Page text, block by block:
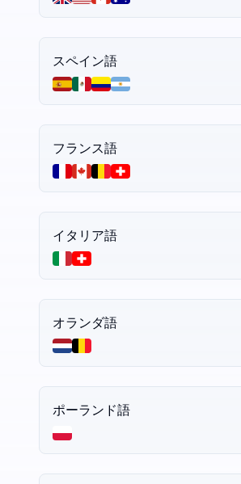
スペイン語
フランス語
イタリア語
オランダ語
ポーランド語